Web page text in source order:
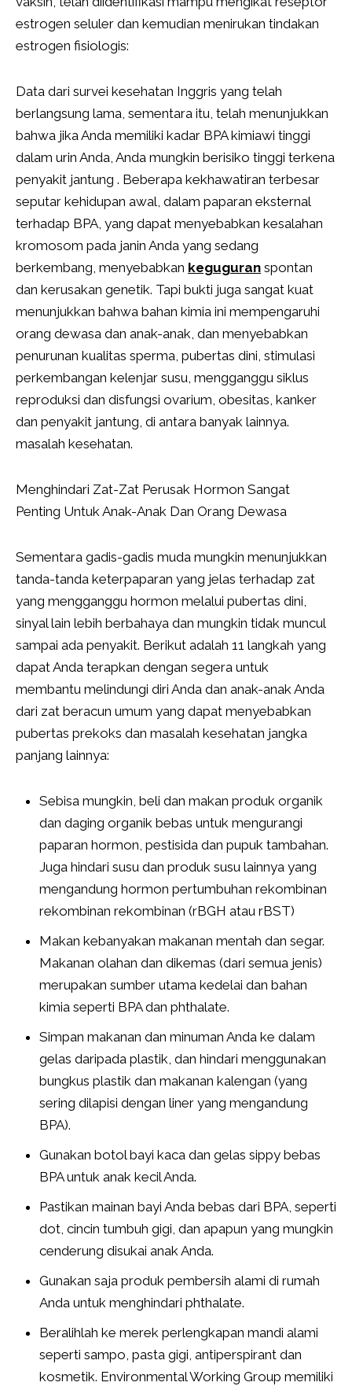
estrogen seluler dan kemudian menirukan tindakan
estrogen fisiologis:
Data dari survei kesehatan Inggris yang telah
berlangsung lama, sementara itu, telah menunjukkan
bahwa jika Anda memiliki kadar BPA kimiawi tinggi
dalam urin Anda, Anda mungkin berisiko tinggi terkena
penyakit jantung . Beberapa kekhawatiran terbesar
seputar kehidupan awal, dalam paparan eksternal
terhadap BPA, yang dapat menyebabkan kesalahan
kromosom pada janin Anda yang sedang
berkembang, menyebabkan keguguran spontan
dan kerusakan genetik. Tapi bukti juga sangat kuat
menunjukkan bahwa bahan kimia ini mempengaruhi
orang dewasa dan anak-anak, dan menyebabkan
penurunan kualitas sperma, pubertas dini, stimulasi
perkembangan kelenjar susu, mengganggu siklus
reproduksi dan disfungsi ovarium, obesitas, kanker
dan penyakit jantung, di antara banyak lainnya.
masalah kesehatan.
Menghindari Zat-Zat Perusak Hormon Sangat
Penting Untuk Anak-Anak Dan Orang Dewasa
Sementara gadis-gadis muda mungkin menunjukkan
tanda-tanda keterpaparan yang jelas terhadap zat
yang mengganggu hormon melalui pubertas dini,
sinyal lain lebih berbahaya dan mungkin tidak muncul
sampai ada penyakit. Berikut adalah 11 langkah yang
dapat Anda terapkan dengan segera untuk
membantu melindungi diri Anda dan anak-anak Anda
dari zat beracun umum yang dapat menyebabkan
pubertas prekoks dan masalah kesehatan jangka
panjang lainnya:
Sebisa mungkin, beli dan makan produk organik
dan daging organik bebas untuk mengurangi
paparan hormon, pestisida dan pupuk tambahan.
Juga hindari susu dan produk susu lainnya yang
mengandung hormon pertumbuhan rekombinan
rekombinan rekombinan (rBGH atau rBST)
Makan kebanyakan makanan mentah dan segar.
Makanan olahan dan dikemas (dari semua jenis)
merupakan sumber utama kedelai dan bahan
kimia seperti BPA dan phthalate.
Simpan makanan dan minuman Anda ke dalam
gelas daripada plastik, dan hindari menggunakan
bungkus plastik dan makanan kalengan (yang
sering dilapisi dengan liner yang mengandung
BPA).
Gunakan botol bayi kaca dan gelas sippy bebas
BPA untuk anak kecil Anda.
Pastikan mainan bayi Anda bebas dari BPA, seperti
dot, cincin tumbuh gigi, dan apapun yang mungkin
cenderung disukai anak Anda.
Gunakan saja produk pembersih alami di rumah
Anda untuk menghindari phthalate.
Beralihlah ke merek perlengkapan mandi alami
seperti sampo, pasta gigi, antiperspirant dan
kosmetik. Environmental Working Group memiliki